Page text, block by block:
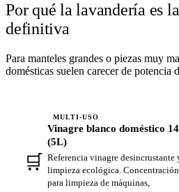
Por qué la lavandería es
definitiva
Para manteles grandes o piezas muy
domésticas suelen carecer de potencia
🛒
MULTI-USO
Vinagre blanco doméstico
(5L)
Referencia vinagre desincrustante
limpieza ecológica.
para limpieza de máquinas,